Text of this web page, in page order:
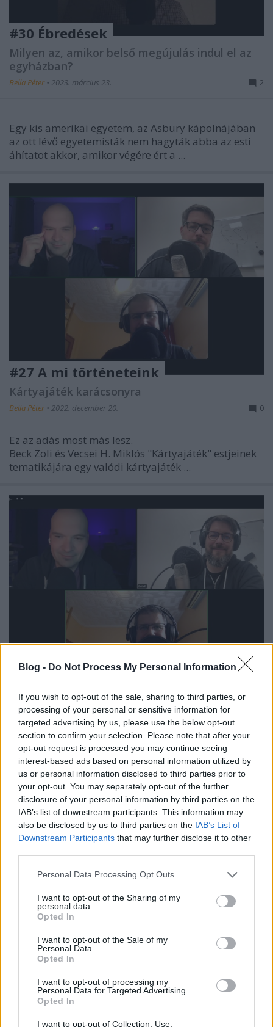
Blog - Do Not Process My Personal Information
If you wish to opt-out of the sale, sharing to third parties, or
processing of your personal or sensitive information for
targeted advertising by us, please use the below opt-out
section to confirm your selection. Please note that after your
opt-out request is processed you may continue seeing
interest-based ads based on personal information utilized by
us or personal information disclosed to third parties prior to
your opt-out. You may separately opt-out of the further
disclosure of your personal information by third parties on the
IAB’s list of downstream participants. This information may
also be disclosed by us to third parties on the IAB’s List of
Downstream Participants that may further disclose it to other
Please note that this website/app uses one or more Google
not limited to your visit or usage behaviour. You may click to
grant or deny consent to Google and its third-party tags to
use your data for below specified purposes in below Google
consent section.
Personal Data Processing Opt Outs
I want to opt-out of the Sharing of my
personal data.
Opted In
I want to opt-out of the Sale of my
Personal Data.
Opted In
I want to opt-out of processing my
Personal Data for Targeted Advertising.
Opted In
I want to opt-out of Collection, Use,
#30 Ébredések
Milyen az, amikor belső megújulás indul el az
egyházban?
Bella Péter • 2023. március 23. 2
Egy kis amerikai egyetem, az Asbury kápolnájában
az ott lévő egyetemisták nem hagyták abba az esti
áhítatot akkor, amikor végére ért a ...
#27 A mi történeteink
Kártyajáték karácsonyra
Bella Péter • 2022. december 20. 0
Ez az adás most más lesz.
Beck Zoli és Vecsei H. Miklós "Kártyajáték" estjeinek
tematikájára egy valódi kártyajáték ...
Beszélgetés a néptelenedő népegyház
dilemmájáról
Bella Péter •2022. november 20.
Az egyházi közbeszédben évtizedek óta téma a
népegyház válsága és az átmenetel a hitvalló
egyházba. De mit jelent mindez ...
#25 A lángolástól a hamuig